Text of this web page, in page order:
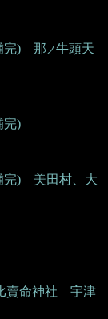
完)
那 ノ牛頭天
完)
完)
美田村、大
賣命神社
宇津